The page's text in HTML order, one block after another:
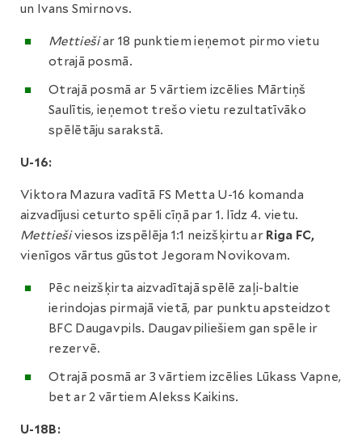
un Ivans Smirnovs.
Mettiešiar 18 punktiem ieņemot pirmo vietu
otrajā posmā.
Otrajā posmā ar 5 vārtiem izcēlies Mārtiņš
Saulītis, ieņemot trešo vietu rezultatīvāko
spēlētāju sarakstā.
U-16:
Viktora Mazura vadītā FS Metta U-16 komanda
aizvadījusi ceturto spēli cīņā par 1. līdz 4. vietu.
Mettiešiviesos izspēlēja 1:1 neizšķirtu ar Riga FC,
vienīgos vārtus gūstot Jegoram Novikovam.
Pēc neizšķirta aizvadītajā spēlē zaļi-baltie
ierindojas pirmajā vietā, par punktu apsteidzot
BFC Daugavpils. Daugavpiliešiem gan spēle ir
rezervē.
Otrajā posmā ar 3 vārtiem izcēlies Lūkass Vapne,
bet ar 2 vārtiem Alekss Kaikins.
U-18B: